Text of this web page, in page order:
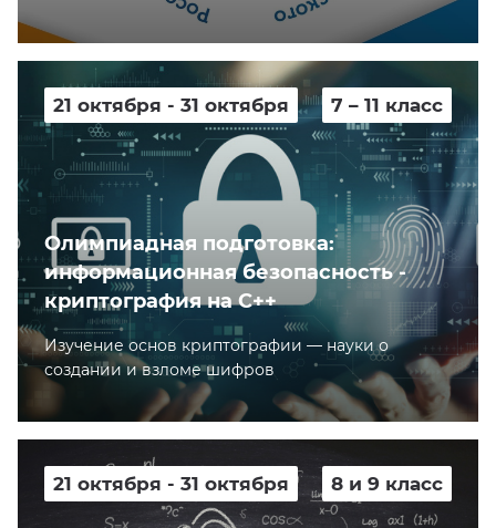
21 октября - 31 октября 7 – 11 класс
Олимпиадная подготовка:
информационная безопасность -
криптография на С++
Изучение основ криптографии — науки о
создании и взломе шифров
21 октября - 31 октября 8 и 9 класс